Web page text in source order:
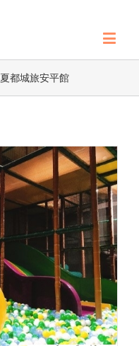
夏都城旅安平館